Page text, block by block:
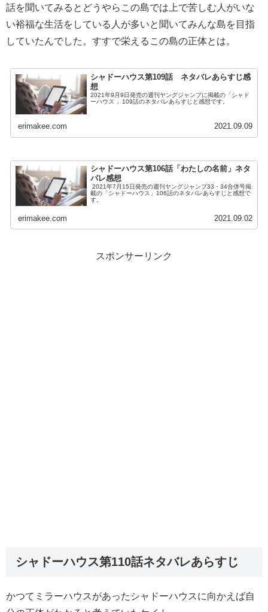
話を聞いてみるとどうやらこの島では上で苦しむ人がいな
い裕福な生活をしている人が多いと聞いてみんな島を目指
していたんでした。すすで栄えるこの島の正体とは。
シャドーハウス第109話 ネタバレあらすじ感
想
2021年9月9日発売の週刊ヤングジャンプに掲載の「シャド
ーハウス 」109話のネタバレあらすじと感想です。
erimakee.com 2021.09.09
シャドーハウス第106話「わたしの名前」ネタ
バレ感想
2021年7月15日発売の週刊ヤングジャンプ33・34合併号掲
載の「シャドーハウス」106話のネタバレあらすじと感想で
す。
erimakee.com 2021.09.02
スポンサーリンク
シャドーハウス第110話ネタバレあらすじ
かつてミラーハウスがあったシャドーハウスに向かえば自